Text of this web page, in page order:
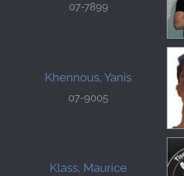
07-7899
Khennous, Yanis
07-9005
Klass, Maurice